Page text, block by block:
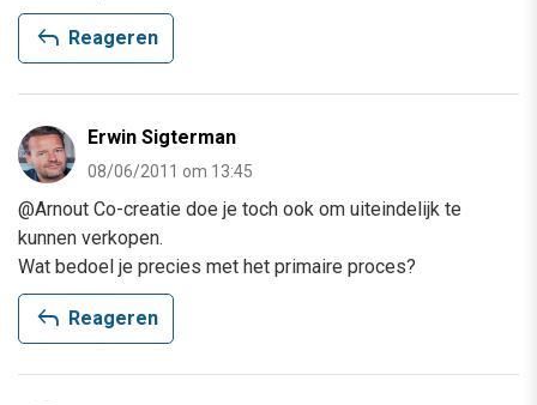
reply Reageren
Erwin Sigterman
08/06/2011 om 13:45
@Arnout Co-creatie doe je toch ook om uiteindelijk te
kunnen verkopen.
Wat bedoel je precies met het primaire proces?
reply Reageren